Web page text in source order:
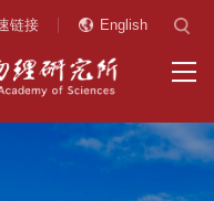
链接 English